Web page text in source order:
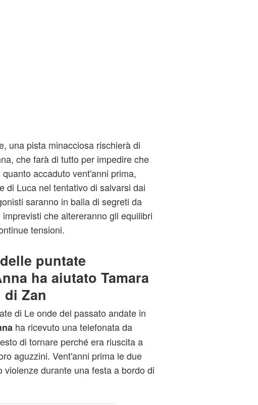
una pista minacciosa rischierà di
che farà di tutto per impedire che
accaduto vent'anni prima,
di Luca nel tentativo di salvarsi dai
saranno in balia di segreti da
che altereranno gli equilibri
tensioni.
puntate
ha aiutato Tamara
di Zan
di Le onde del passato andate in
ha ricevuto una telefonata da
di tornare perché era riuscita a
aguzzini. Vent'anni prima le due
violenze durante una festa a bordo di